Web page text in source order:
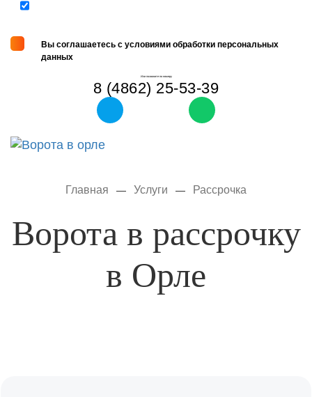
Вы соглашаетесь с условиями обработки персональных
данных
Или позвоните по номеру
8 (4862) 25-53-39
Главная — Услуги — Рассрочка
Ворота в рассрочку
в Орле